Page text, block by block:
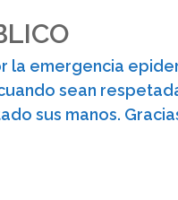
emergencia
sean
sus manos.